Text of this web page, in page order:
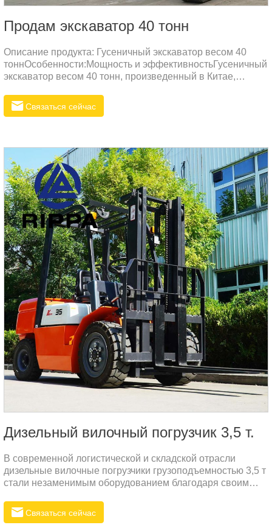
Продам экскаватор 40 тонн
Описание продукта: Гусеничный экскаватор весом 40
тоннОсобенности:Мощность и эффективностьГусеничный
экскаватор весом 40 тонн, произведенный в Китае,
мощную экскавацию и высокую эффективность работы.
По сравнению с экскаваторами других брендов, это
повышая производительность.Высокая надежность и
низкая частота поломокИзготовлен из прочных
материалов и с оптимизированным дизайном, что
повышает его долговечность и стабильность.
Связаться сейчас
Дизельный вилочный погрузчик 3,5 т.
В современной логистической и складской отрасли
дизельные вилочные погрузчики грузоподъемностью 3,5 т
стали незаменимым оборудованием благодаря своим
взять в качестве примера R535N, то этот вилочный
погрузчик имеет рабочий вес 3500 кг, номинальную
Связаться сейчас